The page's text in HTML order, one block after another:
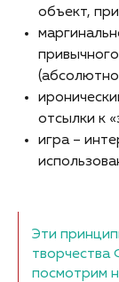
объект,
отсылки к
игра –
Эти
творчества
посмотрим